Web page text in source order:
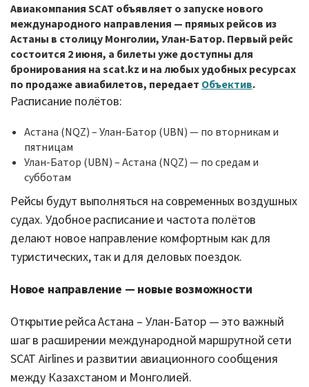
Авиакомпания SCAT объявляет о запуске нового
международного направления — прямых рейсов из
Астаны в столицу Монголии, Улан-Батор. Первый рейс
состоится 2 июня, а билеты уже доступны для
бронирования на scat.kz и на любых удобных ресурсах
по продаже авиабилетов, передает Объектив.
Расписание полётов:
Астана (NQZ) – Улан-Батор (UBN) — по вторникам и
пятницам
Улан-Батор (UBN) – Астана (NQZ) — по средам и
субботам
Рейсы будут выполняться на современных воздушных
судах. Удобное расписание и частота полётов
делают новое направление комфортным как для
туристических, так и для деловых поездок.
Новое направление — новые возможности
Открытие рейса Астана – Улан-Батор — это важный
шаг в расширении международной маршрутной сети
SCAT Airlines и развитии авиационного сообщения
между Казахстаном и Монголией.